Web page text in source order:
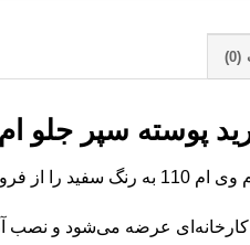
سپر جلو ام وی ام 110 سفید
یکدستی رنگ خودرویتان را حفظ کنید.
کارخانه‌ای عرضه می‌شود و نصب